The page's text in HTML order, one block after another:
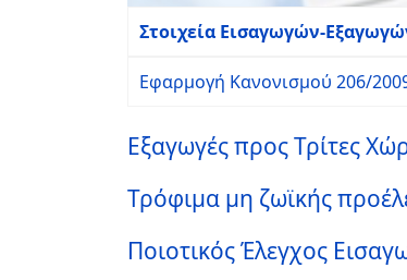
Στοιχεία Εισαγωγών-
Εφαρμογή Κανονισμού 206/
Εξαγωγές προς Τρίτες
Τρόφιμα μη ζωϊκής
Ποιοτικός Έλεγχος